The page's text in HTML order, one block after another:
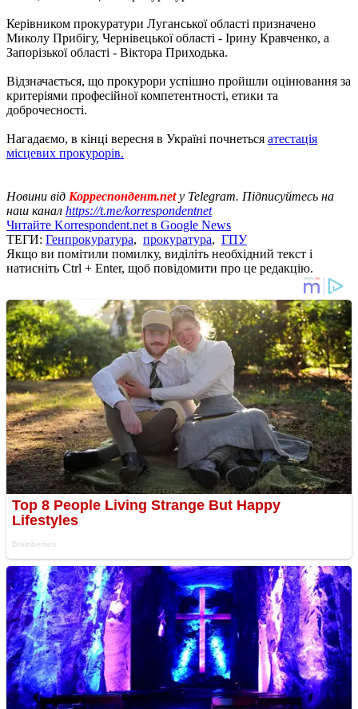
Керівником прокуратури Луганської області призначено
Миколу Прибігу, Чернівецької області - Ірину Кравченко, а
Запорізької області - Віктора Приходька.
Відзначається, що прокурори успішно пройшли оцінювання за
критеріями професійної компетентності, етики та
доброчесності.
Нагадаємо, в кінці вересня в Україні почнеться атестація
місцевих прокурорів.
Новини від Корреспондент.netу Telegram. Підписуйтесь на
наш канал https://t.me/korrespondentnet
Читайте Korrespondent.net в Google News
ТЕГИ: Генпрокуратура, прокуратура, ГПУ
Якщо ви помітили помилку, виділіть необхідний текст і
натисніть Ctrl + Enter, щоб повідомити про це редакцію.